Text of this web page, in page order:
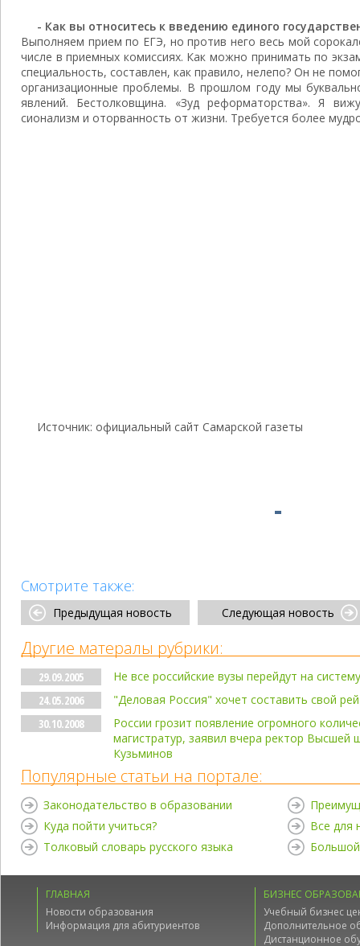
- Как вы относитесь к введению еди­ного
Выполняем прием по ЕГЭ, но против него весь мой
числе в приемных комисси­ях. Как можно принимать по
специальность, со­ставлен, как правило, нелепо? Он не
органи­зационные проблемы. В прошлом году мы
явлений. Бестолковщина. «Зуд реформатор­ства». Я
сионализм и оторванность от жизни. Требу­ется более
Источник: официальный сайт Самарской газеты
Смотрите также:
Предыдущая новость Следующая новость
Другие матералы рубрики:
29.09.2005
Не все российские вузы перейдут на
24.05.2006
"Деловая Россия" хочет составить свой
30.10.2008
России грозит появление огромного
магистратур, заявил вчера ректор Высшей
Кузьминов
Популярные статьи на портале:
Законодательство в образовании
Куда пойти учиться?
Толковый словарь русского языка
Все для
Большой
ГЛАВНАЯ
Новости образования
Информация для абитуриентов
БИЗНЕС
Учебный бизнес
Дополнительное
Дистанционное